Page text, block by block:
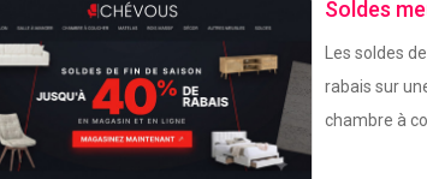
Soldes
Les soldes
rabais sur
chambre à